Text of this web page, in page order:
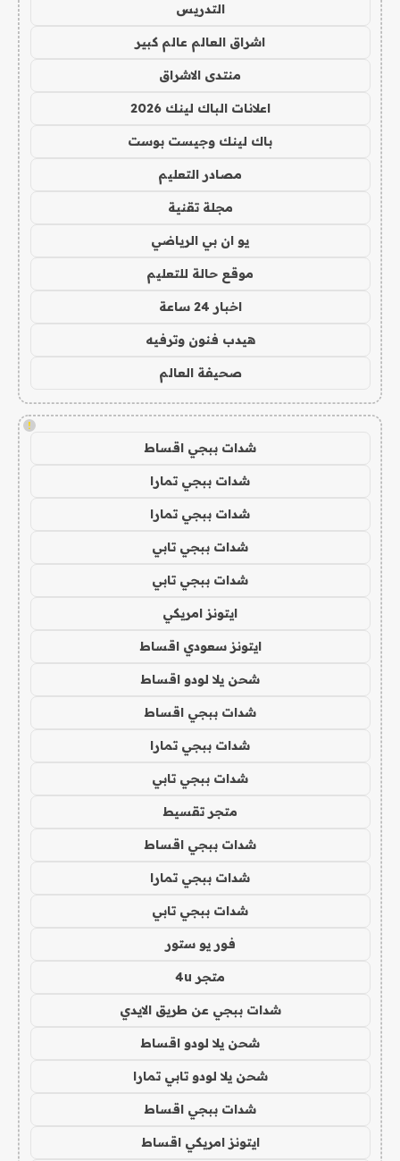
التدريس
اشراق العالم عالم كبير
منتدى الاشراق
اعلانات الباك لينك 2026
باك لينك وجيست بوست
مصادر التعليم
مجلة تقنية
يو ان بي الرياضي
موقع حالة للتعليم
اخبار 24 ساعة
هيدب فنون وترفيه
صحيفة العالم
!
شدات ببجي اقساط
شدات ببجي تمارا
شدات ببجي تمارا
شدات ببجي تابي
شدات ببجي تابي
ايتونز امريكي
ايتونز سعودي اقساط
شحن يلا لودو اقساط
شدات ببجي اقساط
شدات ببجي تمارا
شدات ببجي تابي
متجر تقسيط
شدات ببجي اقساط
شدات ببجي تمارا
شدات ببجي تابي
فور يو ستور
متجر 4u
شدات ببجي عن طريق الايدي
شحن يلا لودو اقساط
شحن يلا لودو تابي تمارا
شدات ببجي اقساط
ايتونز امريكي اقساط